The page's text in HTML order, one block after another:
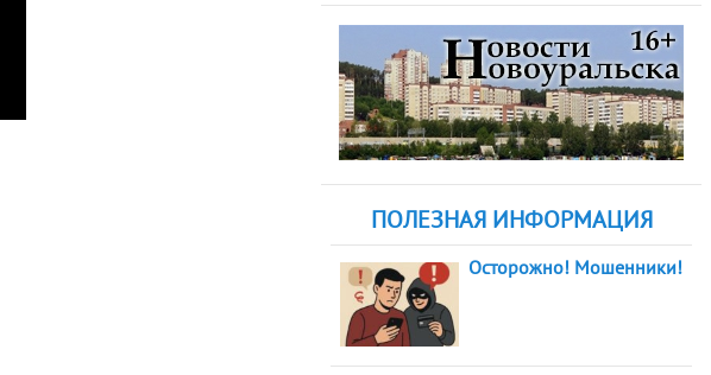
ПОЛЕЗНАЯ ИНФОРМАЦИЯ
Осторожно! Мошенники!